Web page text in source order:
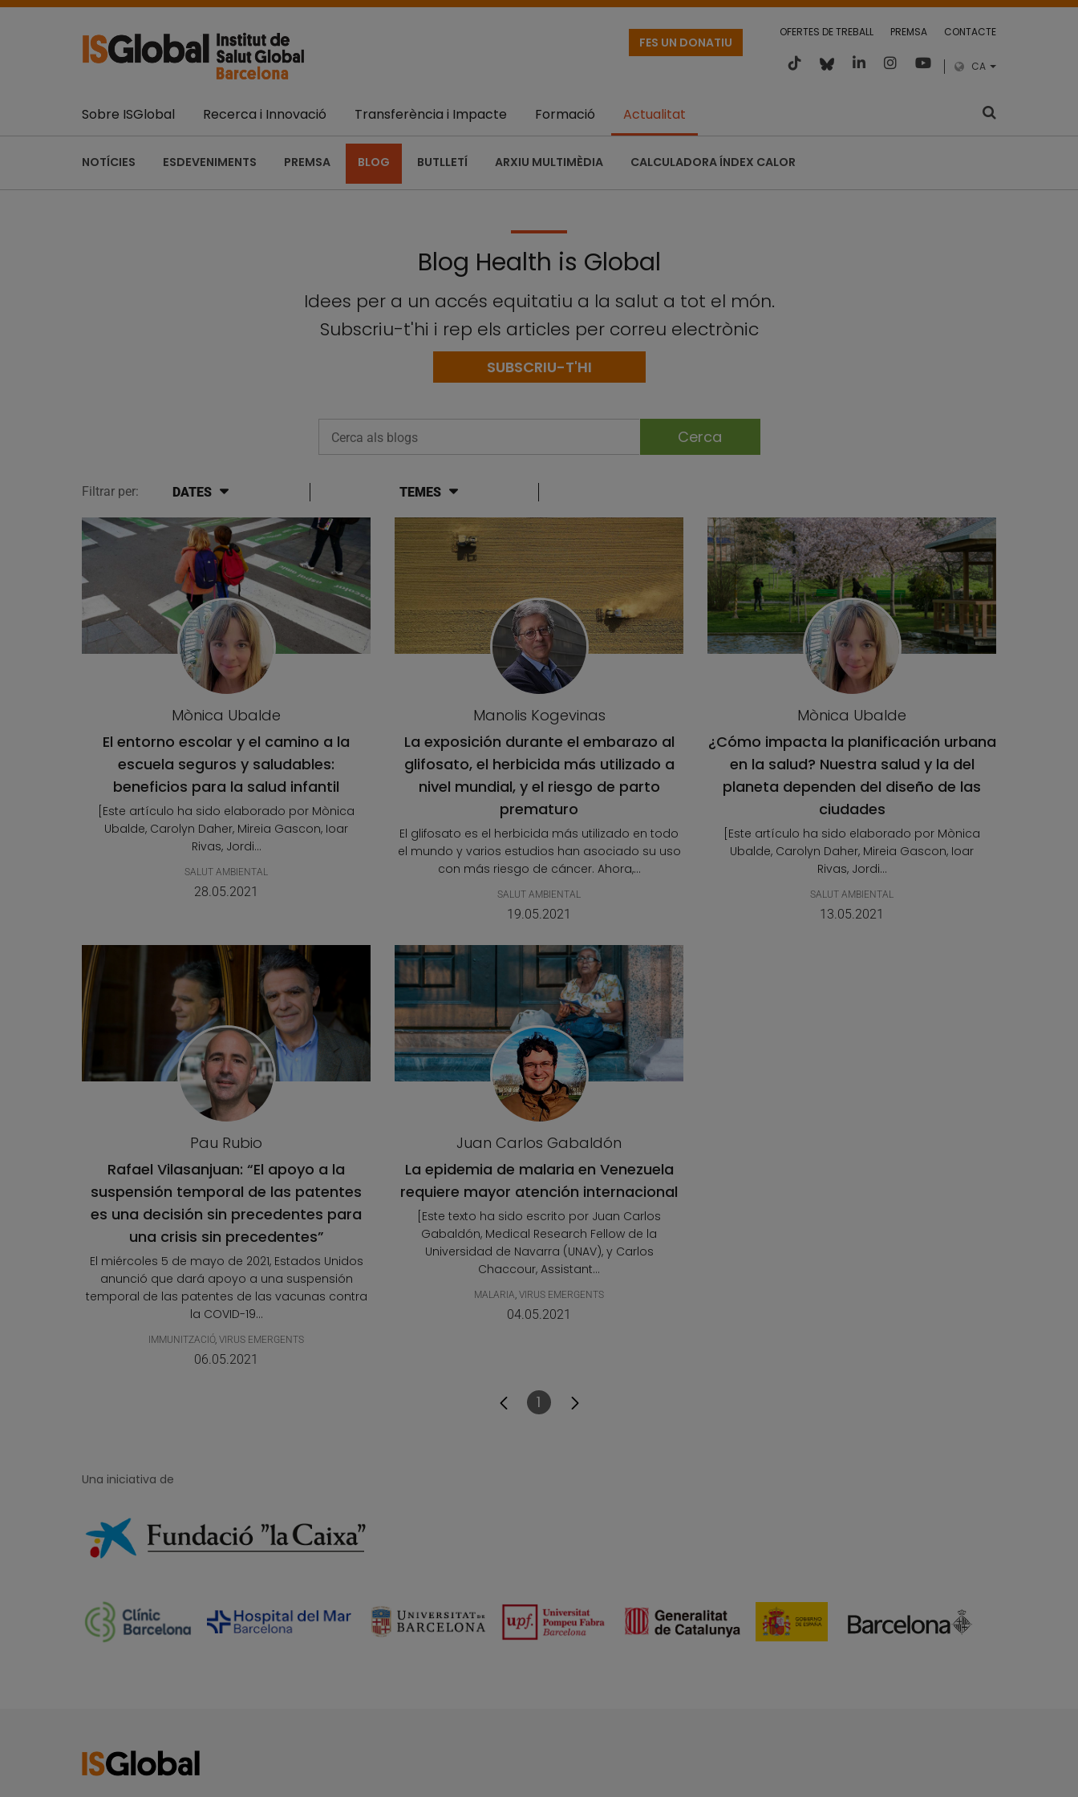
OFERTES DE TREBALL PREMSA CONTACTE
CA
FES UN DONATIU
Sobre ISGlobal Recerca i Innovació Transferència i Impacte Formació Actualitat
NOTÍCIES ESDEVENIMENTS PREMSA BLOG BUTLLETÍ ARXIU MULTIMÈDIA CALCULADORA ÍNDEX CALOR
Blog Health is Global
Idees per a un accés equitatiu a la salut a tot el món.
Subscriu-t'hi i rep els articles per correu electrònic
SUBSCRIU-T'HI
Cerca als blogs
Filtrar per: DATES TEMES
Llistat d'articles del blog
Mònica Ubalde
El entorno escolar y el camino a la
escuela seguros y saludables:
beneficios para la salud infantil
[Este artículo ha sido elaborado por Mònica
Ubalde, Carolyn Daher, Mireia Gascon, Ioar
Rivas, Jordi...
SALUT AMBIENTAL
28.05.2021
Manolis Kogevinas
La exposición durante el embarazo al
glifosato, el herbicida más utilizado a
nivel mundial, y el riesgo de parto
prematuro
El glifosato es el herbicida más utilizado en todo
el mundo y varios estudios han asociado su uso
con más riesgo de cáncer. Ahora,...
SALUT AMBIENTAL
19.05.2021
Mònica Ubalde
¿Cómo impacta la planificación urbana
en la salud? Nuestra salud y la del
planeta dependen del diseño de las
ciudades
[Este artículo ha sido elaborado por Mònica
Ubalde, Carolyn Daher, Mireia Gascon, Ioar
Rivas, Jordi...
SALUT AMBIENTAL
13.05.2021
Pau Rubio
Rafael Vilasanjuan: “El apoyo a la
suspensión temporal de las patentes
es una decisión sin precedentes para
una crisis sin precedentes”
El miércoles 5 de mayo de 2021, Estados Unidos
anunció que dará apoyo a una suspensión
temporal de las patentes de las vacunas contra
la COVID-19...
IMMUNITZACIÓ, VIRUS EMERGENTS
06.05.2021
Juan Carlos Gabaldón
La epidemia de malaria en Venezuela
requiere mayor atención internacional
[Este texto ha sido escrito por Juan Carlos
Gabaldón, Medical Research Fellow de la
Universidad de Navarra (UNAV), y Carlos
Chaccour, Assistant...
MALARIA, VIRUS EMERGENTS
04.05.2021
Pàgina
1
Una iniciativa de